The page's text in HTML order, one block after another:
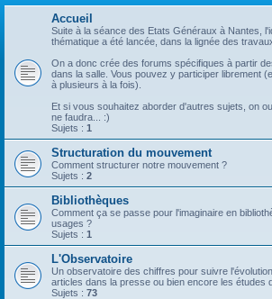
Accueil
Suite à la séance des Etats Généraux à Nantes,
thématique a été lancée, dans la lignée des
On a donc crée des forums spécifiques à partir
dans la salle. Vous pouvez y participer librement
à plusieurs à la fois).
Et si vous souhaitez aborder d'autres sujets, on
ne faudra... :)
Sujets : 1
Structuration du mouvement
Comment structurer notre mouvement ?
Sujets : 2
Bibliothèques
Comment ça se passe pour l'imaginaire en
usages ?
Sujets : 1
L'Observatoire
Un observatoire des chiffres pour suivre
articles dans la presse ou bien encore les études
Sujets : 73